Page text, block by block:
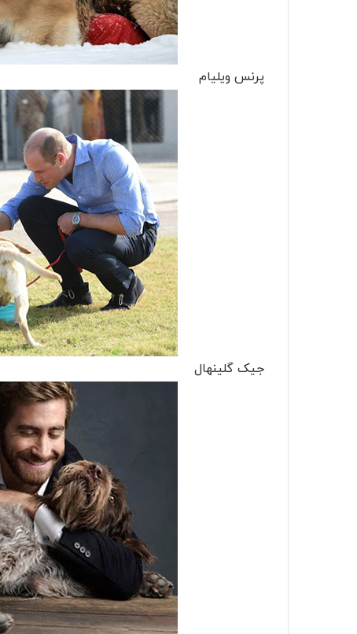
پرنس ویلیام
جیک گلینهال